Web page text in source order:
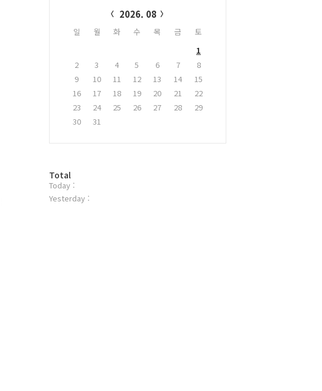
2026. 08
일 월 화 수 목 금
토
1
2
3 4 5 6 7
8
9
10 11 12 13 14
15
16
17 18 19 20 21
22
23
24 25 26 27 28
29
30
31
방
문
자
Total
Today :
Yesterday :